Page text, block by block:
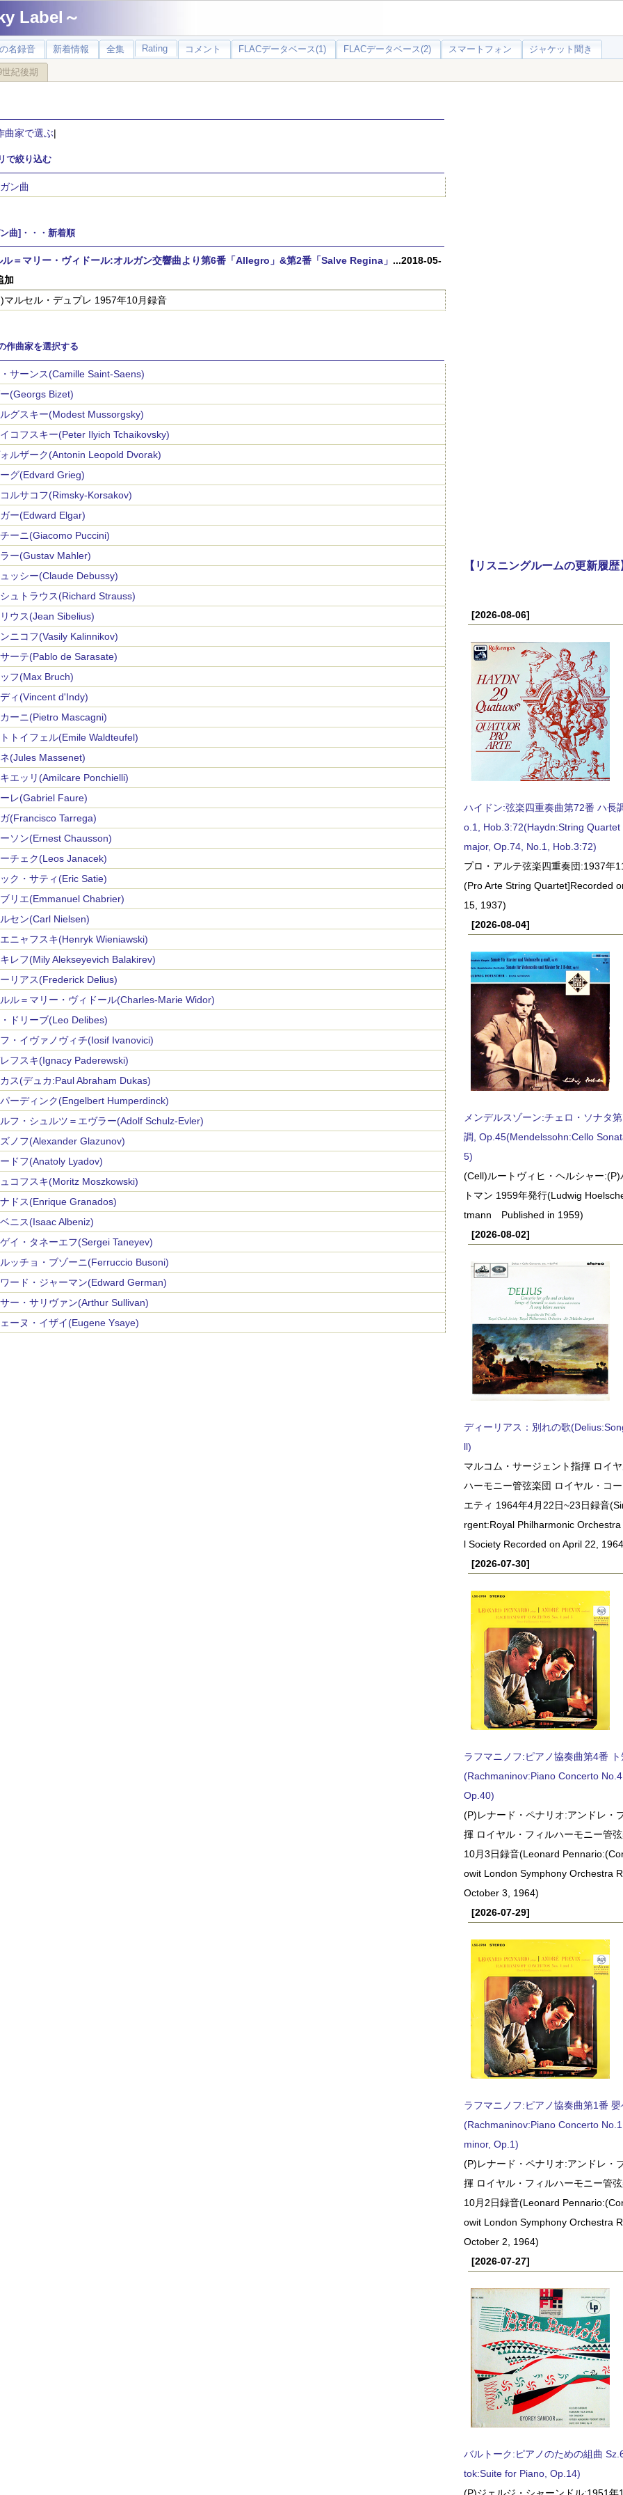
Label～
名録音 新着情報 全集 Rating コメント FLACデータベース(1) FLACデータベース(2) スマートフォン ジャケット聞き
世紀後期
曲家で選ぶ|
で絞り込む
ン曲
曲]・・・新着順
ル＝マリー・ヴィドール:オルガン交響曲より第6番「Allegro」&第2番「Salve Regina」 ...2018-05-
加
マルセル・デュプレ 1957年10月録音
作曲家を選択する
サーンス(Camille Saint-Saens)
(Georgs Bizet)
ルグスキー(Modest Mussorgsky)
コフスキー(Peter Ilyich Tchaikovsky)
ォルザーク(Antonin Leopold Dvorak)
グ(Edvard Grieg)
ルサコフ(Rimsky-Korsakov)
ー(Edward Elgar)
ーニ(Giacomo Puccini)
ー(Gustav Mahler)
ュッシー(Claude Debussy)
ュトラウス(Richard Strauss)
ウス(Jean Sibelius)
ニコフ(Vasily Kalinnikov)
ーテ(Pablo de Sarasate)
フ(Max Bruch)
ィ(Vincent d'Indy)
ーニ(Pietro Mascagni)
トイフェル(Emile Waldteufel)
(Jules Massenet)
エッリ(Amilcare Ponchielli)
レ(Gabriel Faure)
(Francisco Tarrega)
ソン(Ernest Chausson)
チェク(Leos Janacek)
ク・サティ(Eric Satie)
リエ(Emmanuel Chabrier)
セン(Carl Nielsen)
ニャフスキ(Henryk Wieniawski)
レフ(Mily Alekseyevich Balakirev)
リアス(Frederick Delius)
ル＝マリー・ヴィドール(Charles-Marie Widor)
ドリーブ(Leo Delibes)
・イヴァノヴィチ(Iosif Ivanovici)
フスキ(Ignacy Paderewski)
ス(デュカ:Paul Abraham Dukas)
ーディンク(Engelbert Humperdinck)
フ・シュルツ＝エヴラー(Adolf Schulz-Evler)
ノフ(Alexander Glazunov)
ドフ(Anatoly Lyadov)
コフスキ(Moritz Moszkowski)
ドス(Enrique Granados)
ニス(Isaac Albeniz)
イ・タネーエフ(Sergei Taneyev)
ッチョ・ブゾーニ(Ferruccio Busoni)
ード・ジャーマン(Edward German)
ー・サリヴァン(Arthur Sullivan)
ーヌ・イザイ(Eugene Ysaye)
【リスニングルームの更新履歴
[2026-08-06]
ハイドン:弦楽四重奏曲第72番 ハ長
o.1, Hob.3:72(Haydn:String Quartet
major, Op.74, No.1, Hob.3:72)
プロ・アルテ弦楽四重奏団:1937年
(Pro Arte String Quartet]Recorded
15, 1937)
[2026-08-04]
メンデルスゾーン:チェロ・ソナタ
調, Op.45(Mendelssohn:Cello
5)
(Cell)ルートヴィヒ・ヘルシャー
トマン 1959年発行(Ludwig
tmann Published in 1959)
[2026-08-02]
ディーリアス：別れの歌
ll)
マルコム・サージェント指揮 ロイ
ハーモニー管弦楽団 ロイヤル・コ
エティ 1964年4月22日~23日録音
rgent:Royal Philharmonic
l Society Recorded on April 22,
[2026-07-30]
ラフマニノフ:ピアノ協奏曲第4番
(Rachmaninov:Piano Concerto
Op.40)
(P)レナード・ペナリオ:アンドレ・
揮 ロイヤル・フィルハーモニー管
10月3日録音(Leonard
owit London Symphony Orchestra
October 3, 1964)
[2026-07-29]
ラフマニノフ:ピアノ協奏曲第1番
(Rachmaninov:Piano Concerto
minor, Op.1)
(P)レナード・ペナリオ:アンドレ・
揮 ロイヤル・フィルハーモニー管
10月2日録音(Leonard
owit London Symphony Orchestra
October 2, 1964)
[2026-07-27]
バルトーク:ピアノのための組曲
tok:Suite for Piano, Op.14)
(P)ジェルジ・シャーンドル:1951年